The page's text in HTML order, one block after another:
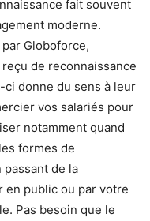
fait souvent
moderne.
Globoforce,
reçu de reconnaissance
donne du sens à leur
vos salariés pour
notamment quand
formes de
de la
en public ou par votre
Pas besoin que le